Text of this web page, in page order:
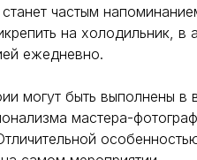
частым
на холодильник, в
ежедневно.
могут быть выполнены в
мастера-